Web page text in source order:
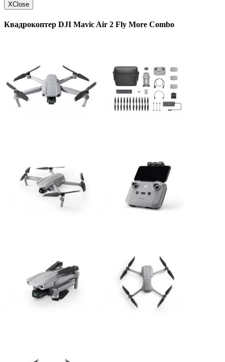
XClose
Квадрокоптер DJI Mavic Air 2 Fly More Combo